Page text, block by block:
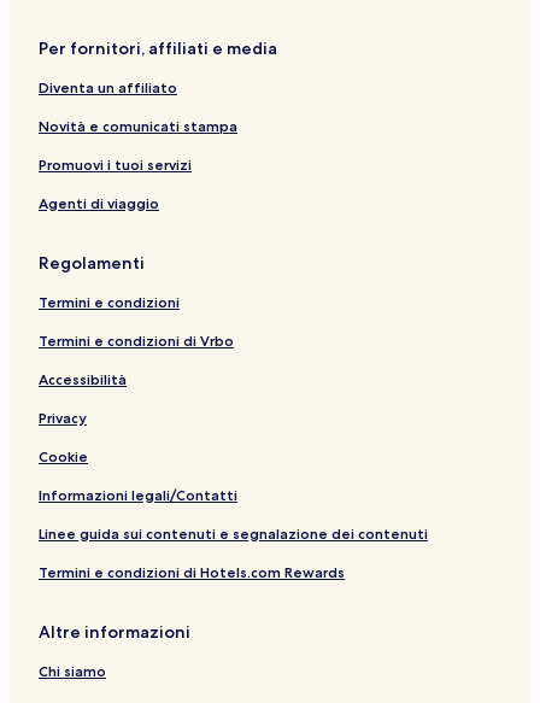
Per fornitori, affiliati e media
Diventa un affiliato
Novità e comunicati stampa
Promuovi i tuoi servizi
Agenti di viaggio
Regolamenti
Termini e condizioni
Termini e condizioni di Vrbo
Accessibilità
Privacy
Cookie
Informazioni legali/Contatti
Linee guida sui contenuti e segnalazione dei contenuti
Termini e condizioni di Hotels.com Rewards
Altre informazioni
Chi siamo